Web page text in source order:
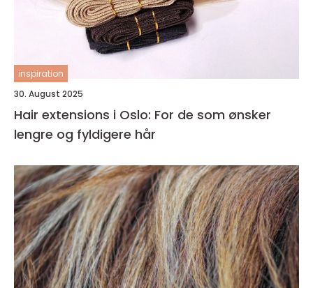
inspiration
30. August 2025
Hair extensions i Oslo: For de som ønsker
lengre og fyldigere hår